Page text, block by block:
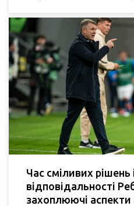
Час сміливих рішень
відповідальності
захоплюючі аспекти